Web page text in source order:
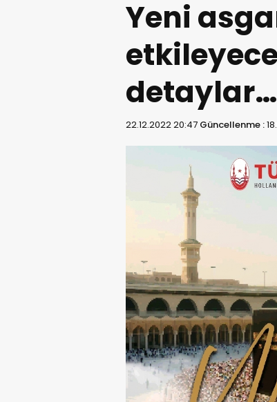
Yeni
detaylar…
22.12.2022 20:47 Güncellenme :